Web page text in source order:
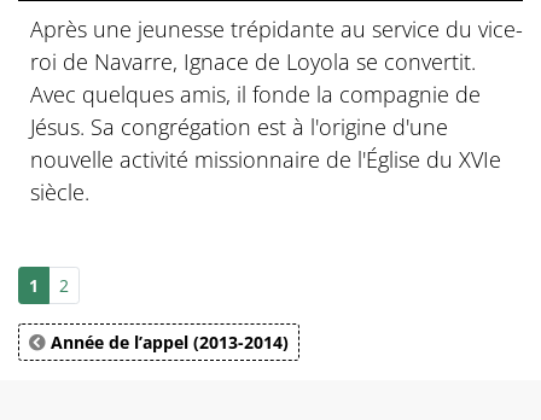
Après une jeunesse trépidante au service du vice-
roi de Navarre, Ignace de Loyola se convertit.
Avec quelques amis, il fonde la compagnie de
Jésus. Sa congrégation est à l'origine d'une
nouvelle activité missionnaire de l'Église du XVIe
siècle.
1 2
Année de l’appel (2013-2014)